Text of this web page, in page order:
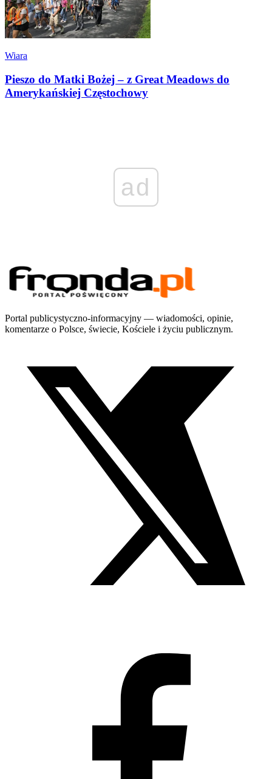
Wiara
Pieszo do Matki Bożej – z Great Meadows do
Amerykańskiej Częstochowy
ad
Portal publicystyczno-informacyjny — wiadomości, opinie,
komentarze o Polsce, świecie, Kościele i życiu publicznym.